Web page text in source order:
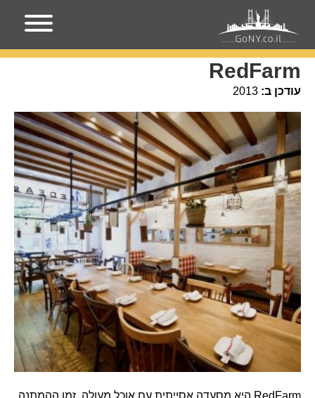
עמוד הבית מקומות בניו-יורק
RedFarm
עודכן ב: 2013
RedFarm היא מסעדה אסייתית עם אוכל מעולה. זמן ההמתנה